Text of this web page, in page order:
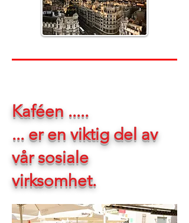
Kaféen .....
... er en viktig del av
vår sosiale
virksomhet.